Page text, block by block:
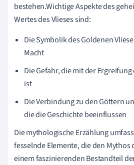
bestehen.Wichtige Aspekte des
Wertes des Vlieses sind:
Die Symbolik des Goldenen
Macht
Die Gefahr, die mit der
ist
Die Verbindung zu den Göttern
die die Geschichte beeinflussen
Die mythologische Erzählung
fesselnde Elemente, die den Mythos
einem faszinierenden Bestandteil